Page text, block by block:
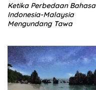
Ketika Perbedaan Bahasa
Indonesia-Malaysia
Mengundang Tawa